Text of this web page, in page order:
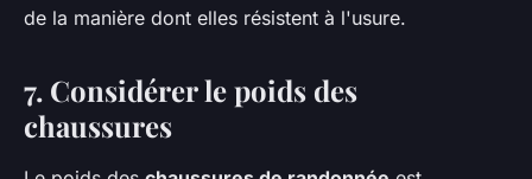
de la manière dont elles résistent à l'usure.
7. Considérer le poids des
chaussures